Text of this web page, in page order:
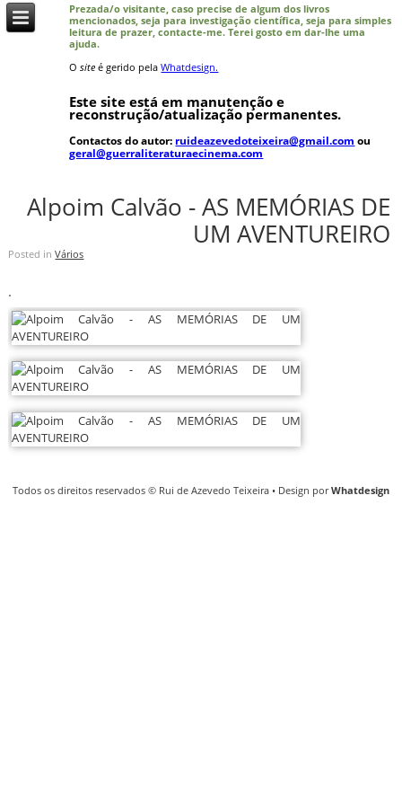
Prezada/o visitante, caso precise de algum dos livros
mencionados, seja para investigação científica, seja para simples
leitura de prazer, contacte-me. Terei gosto em dar-lhe uma
ajuda.
Osite é gerido pela Whatdesign.
Este site está em manutenção e
reconstrução/atualização permanentes.
Contactos do autor: ruideazevedoteixeira@gmail.com ou
geral@guerraliteraturaecinema.com
Alpoim Calvão - AS MEMÓRIAS DE
UM AVENTUREIRO
Posted inVários
.
Todos os direitos reservados © Rui de Azevedo Teixeira • Design porWhatdesign